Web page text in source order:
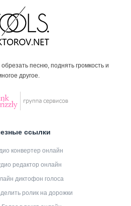
песню, поднять громкость и
другое.
ссылки
конвертер онлайн
редактор онлайн
диктофон голоса
ролик на дорожки